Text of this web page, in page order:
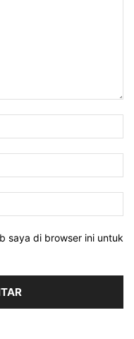
saya di browser ini untuk